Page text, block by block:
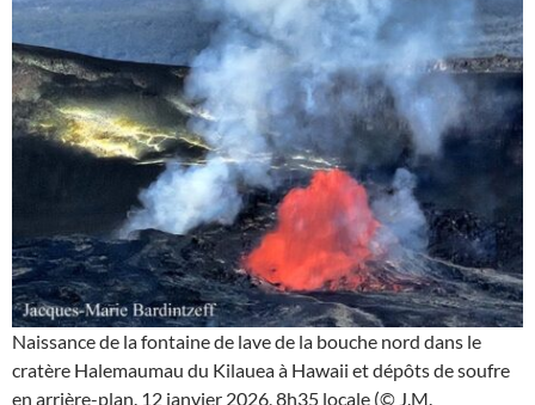
Naissance de la fontaine de lave de la bouche nord dans le
cratère Halemaumau du Kilauea à Hawaii et dépôts de soufre
en arrière-plan. 12 janvier 2026, 8h35 locale (© J.M.